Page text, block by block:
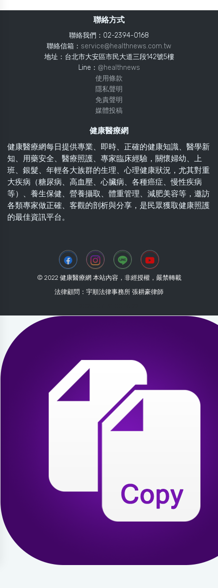
聯絡方式
聯絡我們：02-2394-0168
聯絡信箱： service@healthnews.com.tw
地址：台北市大安區市民大道三段142號5樓
Line： @healthnews
使用條款
隱私聲明
免責聲明
媒體投稿
健康醫療網
健康醫療網每日提供專業、即時、正確的健康知識、醫學新
知、用藥安全、醫療照護、專家臨床經驗，關懷婦幼、上
班、銀髮、年輕各大族群的生理、心理健康狀況，尤其對重
大疾病（糖尿病、高血壓、心臟病、各種癌症、慢性疾病
等）、養生保健、營養攝取、體重管理、減肥美容等，邀訪
各類專家做正確、客觀的剖析與分享，是民眾獲取健康照護
的最佳資訊平台。
© 2022 健康醫療網 本站內容，非經授權，嚴禁轉載
法律顧問：宇順法律事務所 張耕豪律師